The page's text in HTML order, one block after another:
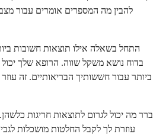
להבין מה המספרים אומרים עבור
התחל בשאלה אילו תוצאות חשובות
בדוח נושא משקל שווה. הרופא שלך
ביותר עבור חששותיך הבריאותיים. זה
ברר מה יכול לגרום לתוצאות חריגות
עוזרת לך לקבל החלטות מושכלות